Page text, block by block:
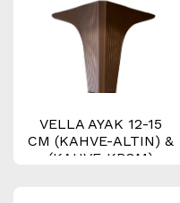
VELLA AYAK 12-15
CM (KAHVE-ALTIN) &
(KAHVE-KROM)